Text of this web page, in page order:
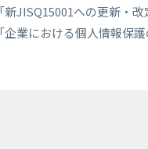
「新JISQ15001への更新・
「企業における個人情報保